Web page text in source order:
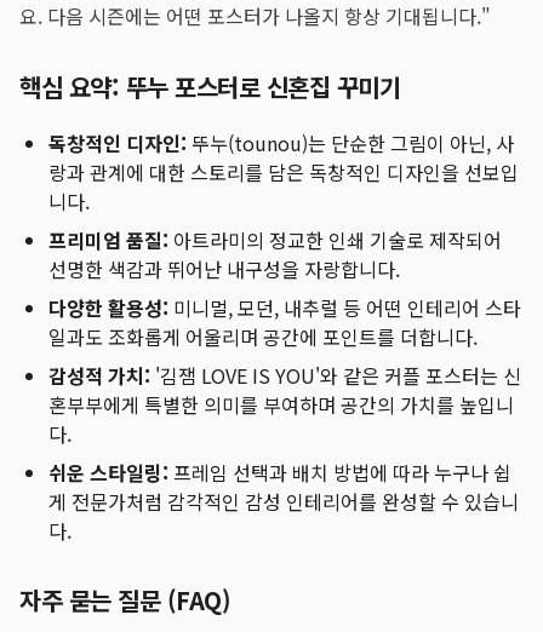
요. 다음 시즌에는 어떤 포스터가 나올지 항상 기대됩니다."
핵심 요약: 뚜누 포스터로 신혼집 꾸미기
독창적인 디자인: 뚜누(tounou)는 단순한 그림이 아닌, 사
랑과 관계에 대한 스토리를 담은 독창적인 디자인을 선보입
니다.
프리미엄 품질: 아트라미의 정교한 인쇄 기술로 제작되어
선명한 색감과 뛰어난 내구성을 자랑합니다.
다양한 활용성: 미니멀, 모던, 내추럴 등 어떤 인테리어 스타
일과도 조화롭게 어울리며 공간에 포인트를 더합니다.
감성적 가치: '김잼 LOVE IS YOU'와 같은 커플 포스터는 신
혼부부에게 특별한 의미를 부여하며 공간의 가치를 높입니
다.
쉬운 스타일링: 프레임 선택과 배치 방법에 따라 누구나 쉽
게 전문가처럼 감각적인 감성 인테리어를 완성할 수 있습니
다.
자주 묻는 질문 (FAQ)